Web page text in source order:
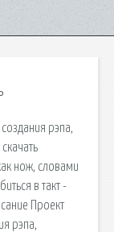
рэпа,
нож, словами
в такт -
Проект
рэпа,